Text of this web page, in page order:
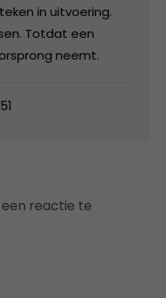
in uitvoering.
Totdat een
neemt.
reactie te